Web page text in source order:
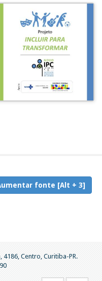
fonte [Alt + 3]
4186, Centro, Curitiba-PR.